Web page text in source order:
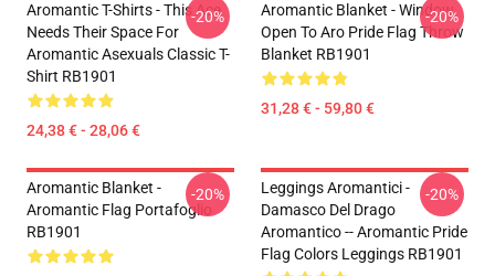
Aromantic T-Shirts - This Ace
Needs Their Space For
Aromantic Asexuals Classic T-
Shirt RB1901
24,38 € - 28,06 €
-20%
Aromantic Blanket - Window
Open To Aro Pride Flag Throw
Blanket RB1901
31,28 € - 59,80 €
-20%
Aromantic Blanket -
Aromantic Flag Portafoglio
RB1901
-20%
Leggings Aromantici -
Damasco Del Drago
Aromantico -- Aromantic Pride
Flag Colors Leggings RB1901
-20%